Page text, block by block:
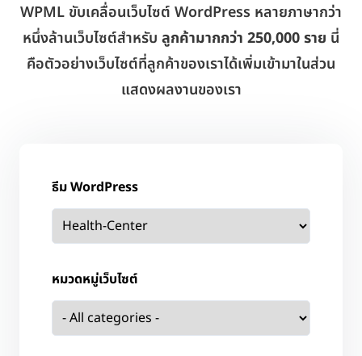
WPML ขับเคลื่อนเว็บไซต์ WordPress หลายภาษากว่า
หนึ่งล้านเว็บไซต์สำหรับ ลูกค้ามากกว่า 250,000 ราย นี่
คือตัวอย่างเว็บไซต์ที่ลูกค้าของเราได้เพิ่มเข้ามาในส่วน
แสดงผลงานของเรา
ธีม WordPress
หมวดหมู่เว็บไซต์